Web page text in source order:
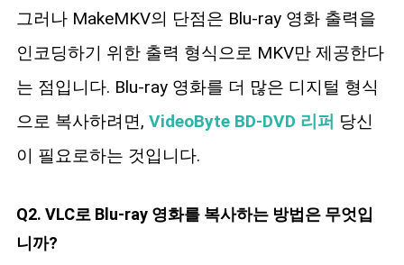
그러나 MakeMKV의 단점은 Blu-ray 영화 출력을
인코딩하기 위한 출력 형식으로 MKV만 제공한다
는 점입니다. Blu-ray 영화를 더 많은 디지털 형식
으로 복사하려면, VideoByte BD-DVD 리퍼 당신
이 필요로하는 것입니다.
Q2. VLC로 Blu-ray 영화를 복사하는 방법은 무엇입
니까?